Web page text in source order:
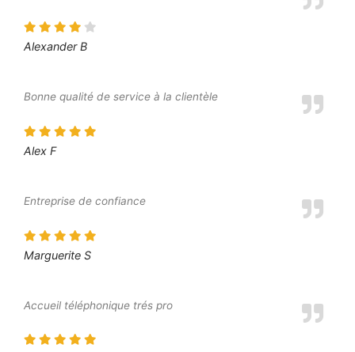
Alexander B
Bonne qualité de service à la clientèle
Alex F
Entreprise de confiance
Marguerite S
Accueil téléphonique trés pro